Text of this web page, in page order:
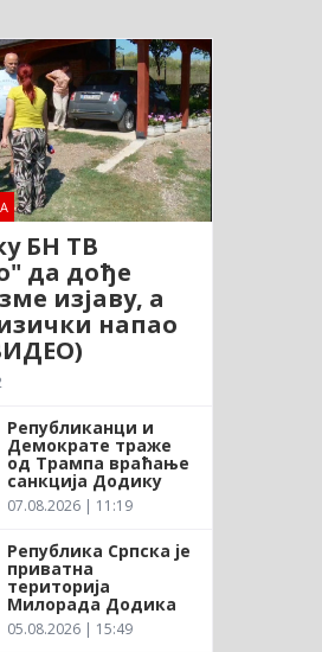
БН ТВ
да дође
изјаву, а
напао
Републиканци и
Демократе траже
од Трампа враћање
санкција Додику
07.08.2026 | 11:19
Република Српска је
приватна
територија
Милорада Додика
05.08.2026 | 15:49